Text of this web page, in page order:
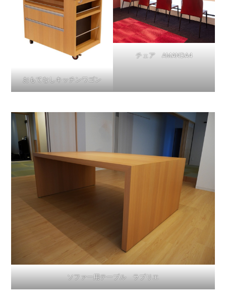
おもてなしキッチンワゴン
チェア AMANDA4
ソファー用テーブル ラブリエ